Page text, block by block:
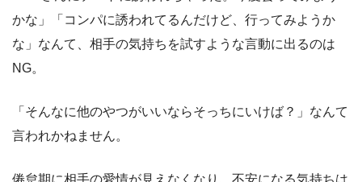
かな」「コンパに誘われてるんだけど、行ってみようか
な」なんて、相手の気持ちを試すような言動に出るのは
NG。
「そんなに他のやつがいいならそっちにいけば？」なんて
言われかねません。
倦怠期に相手の愛情が見えなくなり、不安になる気持ちは